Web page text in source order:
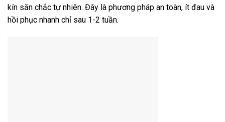
kín săn chắc tự nhiên. Đây là phương pháp an toàn, ít đau và
hồi phục nhanh chỉ sau 1-2 tuần.